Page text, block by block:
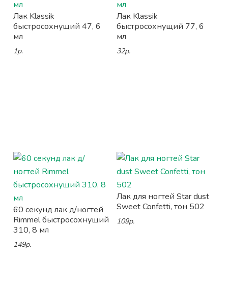
Лак Klassik
быстросохнущий 47, 6
мл
1р.
Лак Klassik
быстросохнущий 77, 6
мл
32р.
60 секунд лак д/ногтей
Rimmel быстросохнущий
310, 8 мл
149р.
Лак для ногтей Star dust
Sweet Confetti, тон 502
109р.